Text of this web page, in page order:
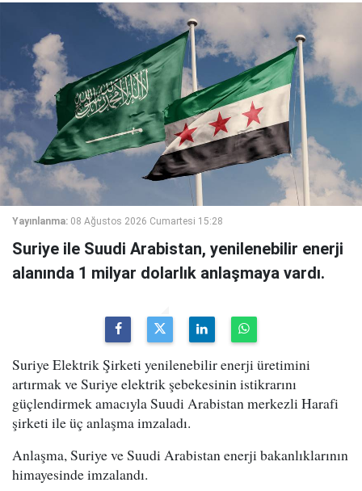
Yayınlanma: 08 Ağustos 2026 Cumartesi 15:28
Suriye ile Suudi Arabistan, yenilenebilir enerji
alanında 1 milyar dolarlık anlaşmaya vardı.
Suriye Elektrik Şirketi yenilenebilir enerji üretimini
artırmak ve Suriye elektrik şebekesinin istikrarını
güçlendirmek amacıyla Suudi Arabistan merkezli Harafi
şirketi ile üç anlaşma imzaladı.
Anlaşma, Suriye ve Suudi Arabistan enerji bakanlıklarının
himayesinde imzalandı.